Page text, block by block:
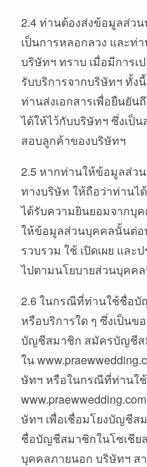
2.4 ท่านต้องส่งข้อมูลส่ว
เป็นการหลอกลวง และท่
บริษัทฯ ทราบ เมื่อมีการเ
รับบริการจากบริษัทฯ ทั้ง
ท่านส่งเอกสารเพื่อยืนยั
ได้ให้ไว้กับบริษัทฯ ซึ่งเป็
สอบลูกค้าของบริษัทฯ
2.5 หากท่านให้ข้อมูลส่ว
ทางบริษัท ให้ถือว่าท่านไ
ได้รับความยินยอมจากบุ
ให้ข้อมูลส่วนบุคคลนั้นต่อ
รวบรวม ใช้ เปิดเผย แล
ไปตามนโยบายส่วนบุคค
2.6 ในกรณีที่ท่านใช้ชื่อบั
หรือบริการใด ๆ ซึ่งเป็นข
บัญชีสมาชิก สมัครบัญชีส
ใน
ษัทฯ หรือในกรณีที่ท่านใ
ษัทฯ เพื่อเชื่อมโยงบัญชี
ชื่อบัญชีสมาชิกในโซเชีย
บุคคลภายนอก บริษัทฯ ส